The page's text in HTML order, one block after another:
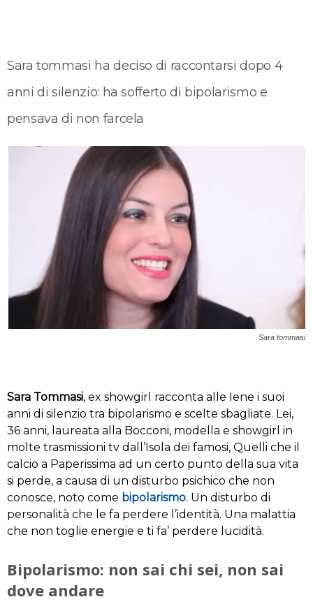
Sara tommasi ha deciso di raccontarsi dopo 4
anni di silenzio: ha sofferto di bipolarismo e
pensava di non farcela
Sara tommasi
Sara Tommasi, ex showgirl racconta alle Iene i suoi
anni di silenzio tra bipolarismo e scelte sbagliate. Lei,
36 anni, laureata alla Bocconi, modella e showgirl in
molte trasmissioni tv dall’Isola dei famosi, Quelli che il
calcio a Paperissima ad un certo punto della sua vita
si perde, a causa di un disturbo psichico che non
conosce, noto come bipolarismo. Un disturbo di
personalità che le fa perdere l’identità. Una malattia
che non toglie energie e ti fa’ perdere lucidità.
Bipolarismo: non sai chi sei, non sai
dove andare